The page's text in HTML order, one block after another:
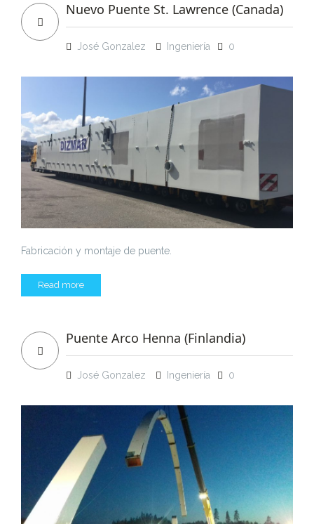
Nuevo Puente St. Lawrence (Canada)
José Gonzalez Ingeniería 0
Fabricación y montaje de puente.
Read more
Puente Arco Henna (Finlandia)
José Gonzalez Ingeniería 0